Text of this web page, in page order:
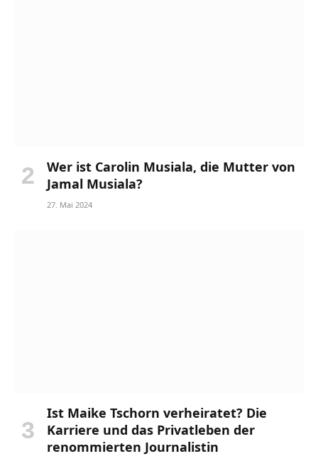
Wer ist Carolin Musiala, die Mutter von
Jamal Musiala?
27. Mai 2024
Ist Maike Tschorn verheiratet? Die
Karriere und das Privatleben der
renommierten Journalistin